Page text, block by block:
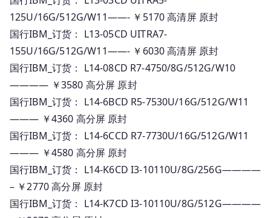
125U/16G/512G/W11——- ￥5170 高清屏 原封
国行IBM_订货： L13-05CD UITRA7-
155U/16G/512G/W11——- ￥6030 高清屏 原封
国行IBM_订货： L14-08CD R7-4750/8G/512G/W10
———— ￥3580 高分屏 原封
国行IBM_订货： L14-6BCD R5-7530U/16G/512G/W11
——— ￥4360 高分屏 原封
国行IBM_订货： L14-6CCD R7-7730U/16G/512G/W11
——— ￥4580 高分屏 原封
国行IBM_订货： L14-K6CD I3-10110U/8G/256G————
– ￥2770 高分屏 原封
国行IBM_订货： L14-K7CD I3-10110U/8G/512G————